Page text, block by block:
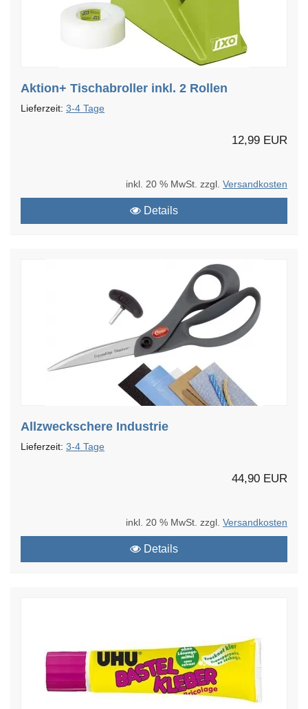
Aktion+ Tischabroller inkl. 2 Rollen
Lieferzeit: 3-4 Tage
12,99 EUR
inkl. 20 % MwSt. zzgl. Versandkosten
Details
Allzweckschere Industrie
Lieferzeit: 3-4 Tage
44,90 EUR
inkl. 20 % MwSt. zzgl. Versandkosten
Details